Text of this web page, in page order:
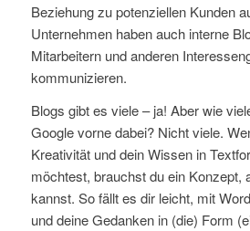
Beziehung zu potenziellen Kunden
Unternehmen haben auch interne
Mitarbeitern und anderen
kommunizieren.
Blogs gibt es viele – ja! Aber wie
Google vorne dabei? Nicht viele.
Kreativität und dein Wissen in
möchtest, brauchst du ein Konzept,
kannst. So fällt es dir leicht, mit
und deine Gedanken in (die) Form